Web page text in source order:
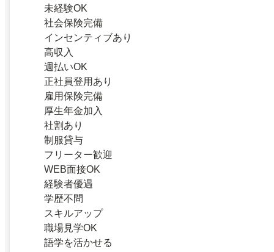
未経験OK
社会保険完備
インセンティブあり
高収入
週払いOK
正社員登用あり
雇用保険完備
厚生年金加入
社割あり
制服貸与
フリーター歓迎
WEB面接OK
経験者優遇
学歴不問
スキルアップ
職場見学OK
語学を活かせる